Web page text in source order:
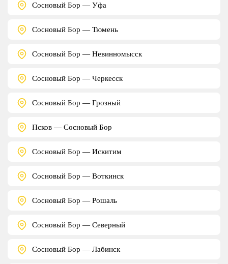
Сосновый Бор — Уфа
Сосновый Бор — Тюмень
Сосновый Бор — Невинномысск
Сосновый Бор — Черкесск
Сосновый Бор — Грозный
Псков — Сосновый Бор
Сосновый Бор — Искитим
Сосновый Бор — Воткинск
Сосновый Бор — Рошаль
Сосновый Бор — Северный
Сосновый Бор — Лабинск